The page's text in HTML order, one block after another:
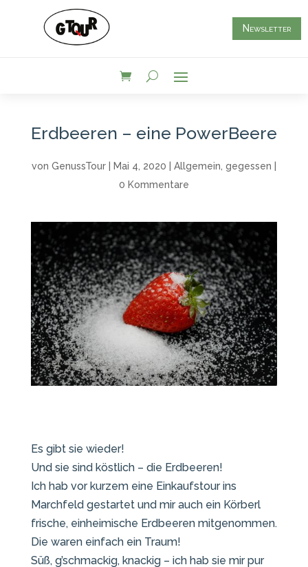
Newsletter
Erdbeeren – eine PowerBeere
von GenussTour| Mai 4, 2020 Allgemein gegessen
0 Kommentare
Es gibt sie wieder!
Und sie sind köstlich – die Erdbeeren!
Ich hab vor kurzem eine Einkaufstour ins
Marchfeld gestartet und mir auch ein Körberl
frische, einheimische Erdbeeren mitgenommen.
Die waren einfach ein Traum!
Süß, g’schmackig, knackig – ich hab sie mir pur